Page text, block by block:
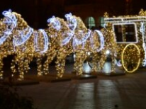
RFE/RL